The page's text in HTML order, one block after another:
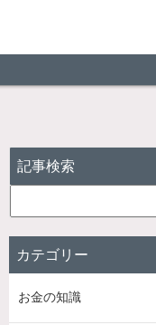
記事検索
カテゴリー
お金の知識